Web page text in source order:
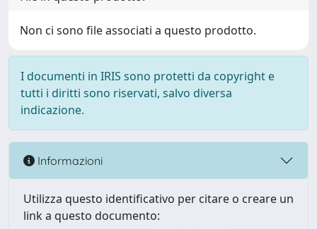
Non ci sono file associati a questo prodotto.
I documenti in IRIS sono protetti da copyright e
tutti i diritti sono riservati, salvo diversa
indicazione.
Informazioni
Utilizza questo identificativo per citare o creare un
link a questo documento: